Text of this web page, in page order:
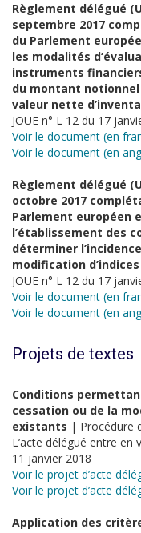
Règlement délégué
septembre 2017
du Parlement
les modalités
instruments
du montant
valeur nette
JOUE n° L 12 du 17
Voir le document (en
Voir le document (en
Règlement délégué
octobre 2017
Parlement européen
l’établissement des
déterminer
modification
JOUE n° L 12 du 17
Voir le document (en
Voir le document (en
Projets de textes
Conditions
cessation ou de la
existants | Procédure
L’acte délégué entre en
11 janvier 2018
Voir le projet d’acte
Voir le projet d’acte
Application des